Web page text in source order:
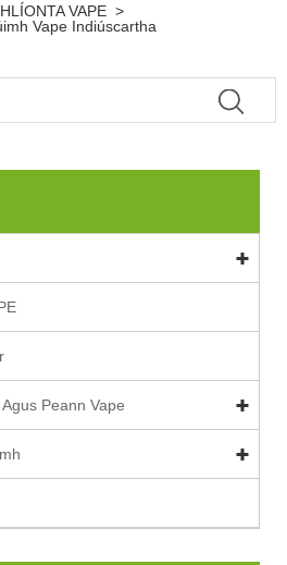
VAPE >
Vape Indiúscartha
Peann Vape